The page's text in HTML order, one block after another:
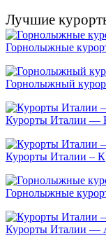
Лучшие
Горнолыжные
Горнолыжный
Курорты Италии —
Курорты Италии –
Горнолыжные
Курорты Италии —